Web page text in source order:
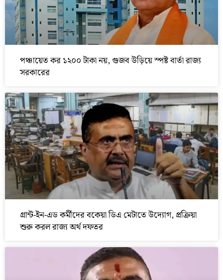
পঞ্চায়েত কর ১২০০ টাকা নয়, গুজব উড়িয়ে স্পষ্ট বার্তা রাজ্য
সরকারের
গ্রান্ট-ইন-এড কর্মীদের বকেয়া ডিএ মেটাতে উদ্যোগ, প্রক্রিয়া
শুরু করল রাজ্য অর্থ দফতর